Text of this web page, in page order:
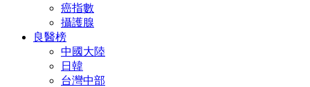
癌指數
攝護腺
良醫榜
中國大陸
日韓
台灣中部